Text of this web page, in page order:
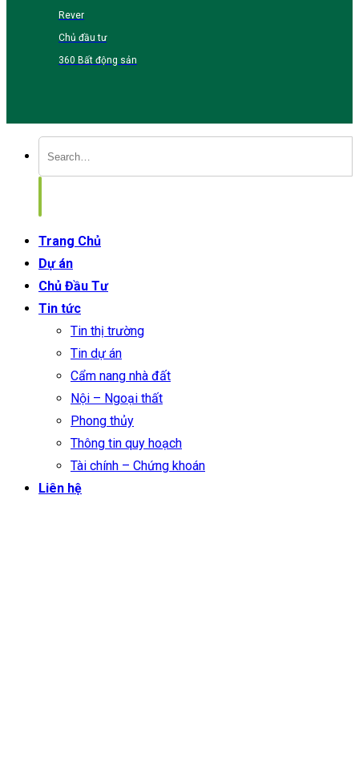
Rever
Chủ đầu tư
360 Bất động sản
Trang Chủ
Dự án
Chủ Đầu Tư
Tin tức
Tin thị trường
Tin dự án
Cẩm nang nhà đất
Nội – Ngoại thất
Phong thủy
Thông tin quy hoạch
Tài chính – Chứng khoán
Liên hệ